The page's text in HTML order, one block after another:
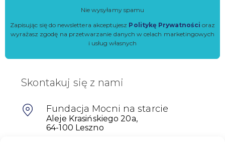
Nie wysyłamy spamu
Zapisując się do newslettera akceptujesz Politykę Prywatności oraz
wyrażasz zgodę na przetwarzanie danych w celach marketingowych
i usług własnych
Skontakuj się z nami
Fundacja Mocni na starcie
Aleje Krasińskiego 20a,
64-100 Leszno